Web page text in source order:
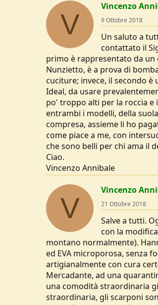
c
t
s
V
Vincenzo
9 Ottobre 2018
Un saluto a
contattato il
primo è rappresentato da un
Nunzietto, è a prova di
cuciture; invece, il secondo
Ideal, da usare
po' troppo alti per la roccia e
entrambi i modelli, della
compresa, assieme li ho
come piace a me, con
che sono belli per chi ama il
Ciao.
Vincenzo Annibale
V
Vincenzo
21 Ottobre 2018
Salve a tutti.
con la
montano normalmente).
ed EVA microporosa, senza
artigianalmente con cura
Mercadante, ad una
una comodità straordinaria
straordinaria, gli scarponi